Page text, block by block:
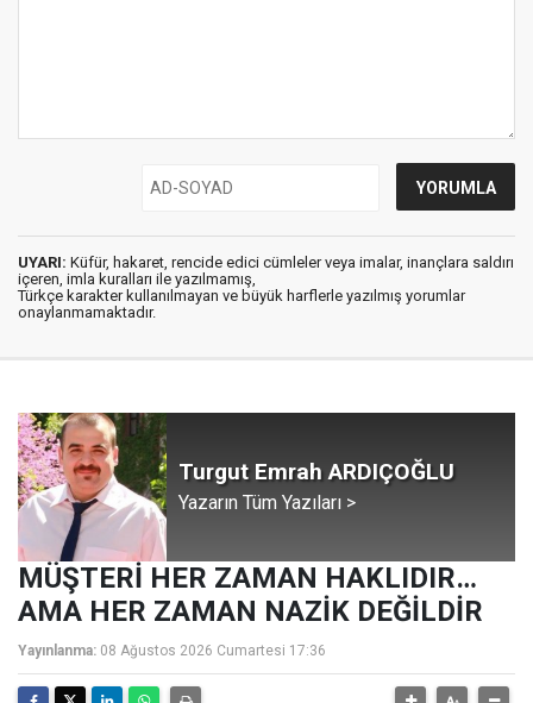
UYARI: Küfür, hakaret, rencide edici cümleler veya imalar, inançlara saldırı
içeren, imla kuralları ile yazılmamış,
Türkçe karakter kullanılmayan ve büyük harflerle yazılmış yorumlar
onaylanmamaktadır.
Turgut Emrah ARDIÇOĞLU
Yazarın Tüm Yazıları >
MÜŞTERİ HER ZAMAN HAKLIDIR…
AMA HER ZAMAN NAZİK DEĞİLDİR
Yayınlanma: 08 Ağustos 2026 Cumartesi 17:36